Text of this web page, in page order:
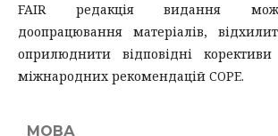
FAIR редакція видання
доопрацювання матеріалів,
оприлюднити відповідні
міжнародних рекомендацій COPE.
МОВА